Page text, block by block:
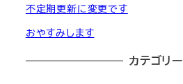
不定期更新に変更です
おやすみします
カテゴリー